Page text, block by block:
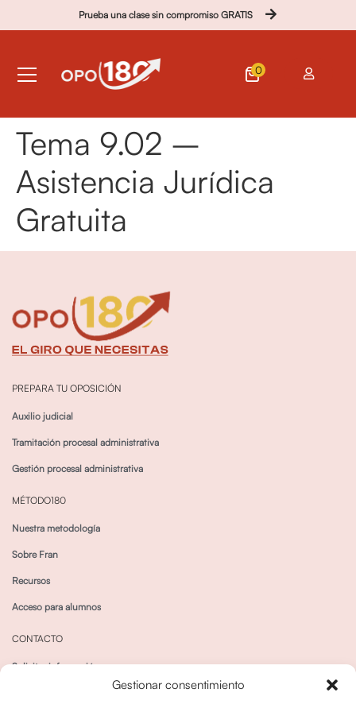
Gestionar consentimiento
Prueba una clase sin compromiso GRATIS
0
Tema 9.02 –
Asistencia Jurídica
Gratuita
PREPARA TU OPOSICIÓN
Auxilio judicial
Tramitación procesal administrativa
Gestión procesal administrativa
MÉTODO180
Nuestra metodología
Sobre Fran
Recursos
Acceso para alumnos
CONTACTO
Solicitar información